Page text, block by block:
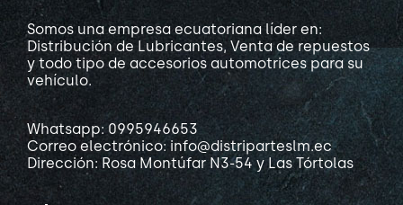
Somos una empresa ecuatoriana líder en:
Distribución de Lubricantes, Venta de repuestos
y todo tipo de accesorios automotrices para su
vehículo.
Whatsapp: 0995946653
Correo electrónico: info@distriparteslm.ec
Dirección: Rosa Montúfar N3-54 y Las Tórtolas